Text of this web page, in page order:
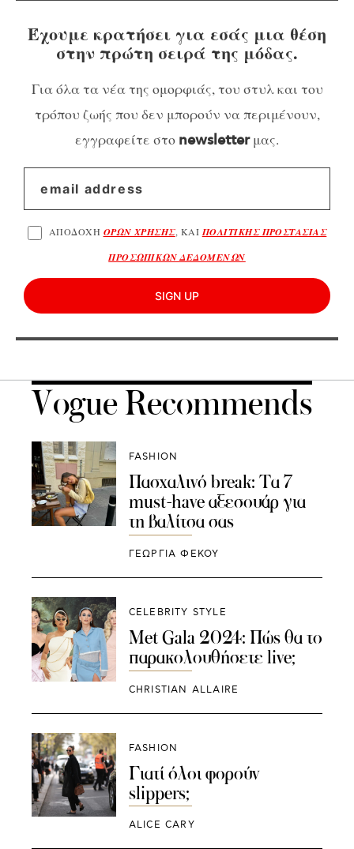
Έχουμε κρατήσει για εσάς μια θέση
στην πρώτη σειρά της μόδας.
Για όλα τα νέα της ομορφιάς, του στυλ και του
τρόπου ζωής που δεν μπορούν να περιμένουν,
εγγραφείτε στο newsletterμας.
ΑΠΟΔΟΧΗ ΟΡΩΝ ΧΡΗΣΗΣ, ΚΑΙΠΟΛΙΤΙΚΗΣ ΠΡΟΣΤΑΣΙΑΣ
ΠΡΟΣΩΠΙΚΩΝ ΔΕΔΟΜΕΝΩΝ
SIGN UP
Vogue Recommends
FASHION
Πασχαλινό break: Τα 7
must-have αξεσουάρ για
τη βαλίτσα σας
ΓΕΩΡΓΙΑ ΦΕΚΟΥ
CELEBRITY STYLE
Met Gala 2024: Πώς θα το
παρακολουθήσετε live;
CHRISTIAN ALLAIRE
FASHION
Γιατί όλοι φορούν
slippers;
ALICE CARY